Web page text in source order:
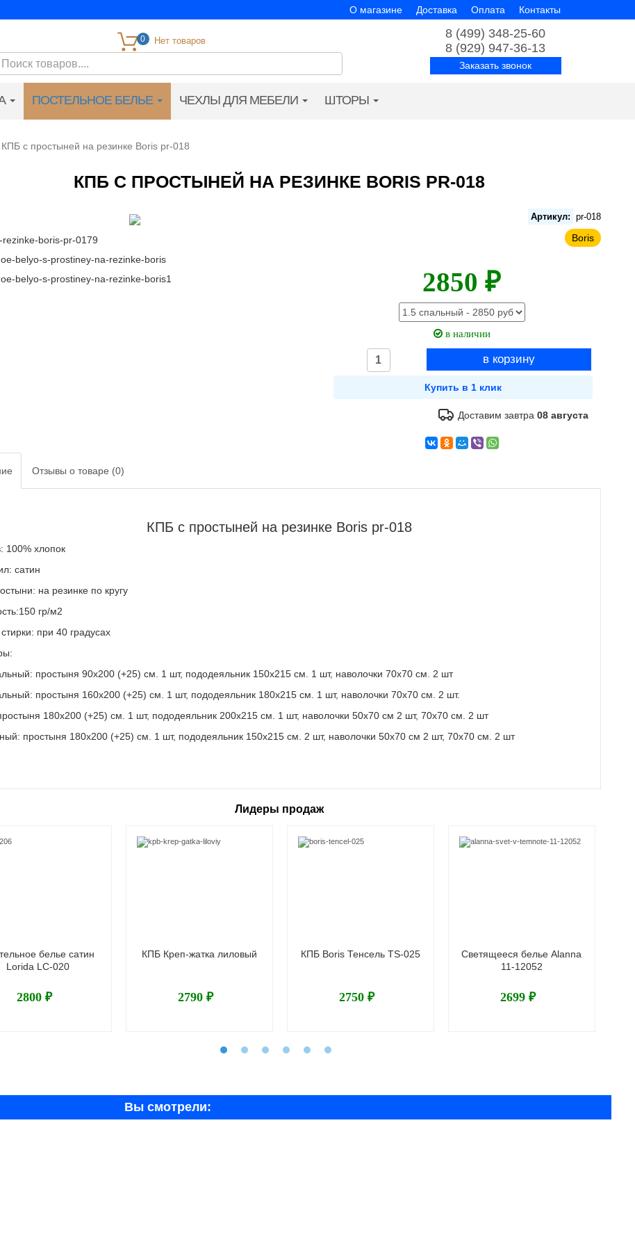
О магазине Доставка Оплата Контакты
0
8 (499) 348-25-60
8 (929) 947-36-13
Заказать звонок
ПОСТЕЛЬНОЕ БЕЛЬЕ ЧЕХЛЫ ДЛЯ МЕБЕЛИ ШТОРЫ
КПБ с простыней на резинке Boris pr-018
КПБ С ПРОСТЫНЕЙ НА РЕЗИНКЕ BORIS PR-018
Артикул: pr-018
Boris
2850 ₽
в наличии
Доставим завтра08 августа
Отзывы о товаре (0)
КПБ с простыней на резинке Boris pr-018
100% хлопок
сатин
на резинке по кругу
гр/м2
при 40 градусах
простыня 90х200 (+25) см. 1 шт, пододеяльник 150х215 см. 1 шт, наволочки 70х70 см. 2 шт
простыня 160х200 (+25) см. 1 шт, пододеяльник 180х215 см. 1 шт, наволочки 70х70 см. 2 шт.
180х200 (+25) см. 1 шт, пододеяльник 200х215 см. 1 шт, наволочки 50х70 см 2 шт, 70х70 см. 2 шт
простыня 180х200 (+25) см. 1 шт, пододеяльник 150х215 см. 2 шт, наволочки 50х70 см 2 шт, 70х70 см. 2 шт
Лидеры продаж
белье сатин
Lorida LC-020
2800 ₽
КПБ Креп-жатка лиловый
2790 ₽
КПБ Boris Тенсель TS-025
2750 ₽
Светящееся белье Alanna
11-12052
2699 ₽
Вы смотрели: